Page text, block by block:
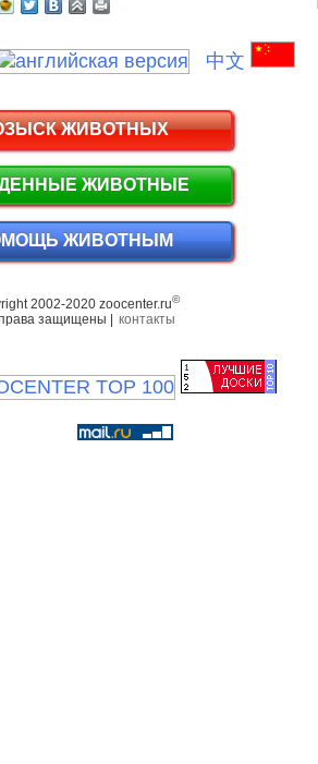
中文
ЖИВОТНЫХ
ЖИВОТНЫЕ
ЖИВОТНЫМ
2002-2020 zoocenter.ru©
защищены | контакты